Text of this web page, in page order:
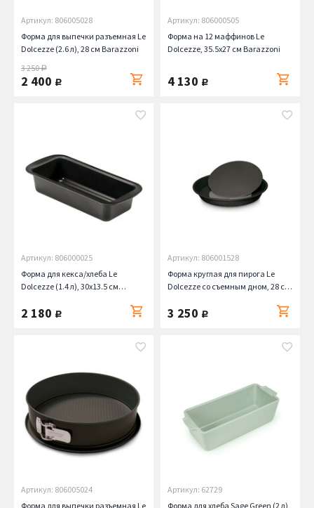
Артикул: 806005028
Форма для выпечки разъемная Le
Dolcezze (2.6 л), 28 см Barazzoni
3 250руб.
2 400 руб.
Артикул: 806000505
Форма на 12 маффинов Le
Dolcezze, 35.5х27 см Barazzoni
4 130 руб.
Артикул: 806000025
Форма для кекса/хлеба Le
Dolcezze (1.4 л), 30х13.5 см
2 180 руб.
Артикул: 806001528
Форма круглая для пирога Le
Dolcezze со съемным дном, 28 см
3 250 руб.
Артикул: 806005024
Форма для выпечки разъемная Le
Артикул: 62729
Форма для хлеба Sage Green (2 л),